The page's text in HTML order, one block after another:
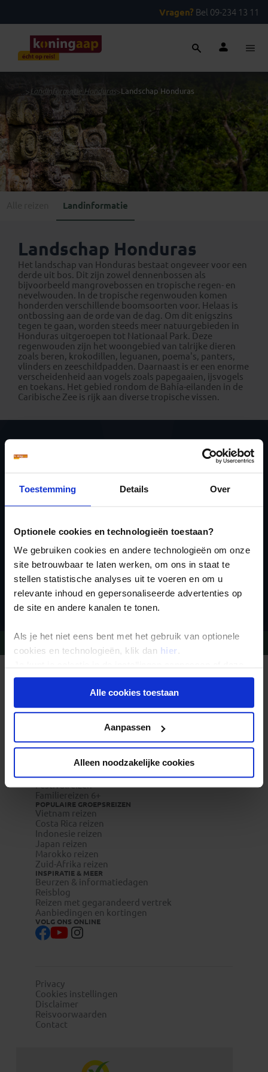
Toestemming Details Over
Optionele cookies en technologieën toestaan?
We gebruiken cookies en andere technologieën om onze
site betrouwbaar te laten werken, om ons in staat te
stellen statistische analyses uit te voeren en om u
relevante inhoud en gepersonaliseerde advertenties op
de site en andere kanalen te tonen.
Als je het niet eens bent met het gebruik van optionele
cookies en technologieën, klik dan hier .
onder aan de pagina op elk gewenst moment voor de
toekomst wijzigen.Alle cookies toestaan
Aanpassen
Alleen noodzakelijke cookies
Vragen? Bel 09-234 13 11
> Landinformatie Honduras>Landschap Honduras
Landinformatie
Landschap Honduras
Het landschap van Honduras bestaat ongeveer voor een
derde uit bos. Dit zijn zowel dennenbossen als
bijvoorbeeld mangrovebossen en tropische regen- en
nevelwouden. In de tropische regenwouden komen
honderden verschillende boomsoorten voor. Helaas is
ontbossing aan de orde van de dag. Om dit enigszins
tegen te gaan, worden steeds meer natuurgebieden in
Honduras uitgeroepen tot Nationaal Park. Deze
regenwouden zijn het woongebied van talrijke dieren
zoals beren, krokodillen, leguanen, poema's, panters,
vlinders en zeeschildpadden. Daarnaast is er een enorme
verscheidenheid aan vogels zoals papegaaien, ijsvogels
en toekans. Het gebied rondom de Bahía-eilanden in de
Caribische Zee is rijk aan diverse tropische vissen.
Ja, ik meld me aan
voor de wekelijkse
nieuwsbrief
Inschrijven
Vragen?Bel 09-234 13 11
REIZEN MET KONING AAP
Bestemmingen
Duurzaam toerisme
Vacatures
Veelgestelde vragen
Reisverzekeringen
Groepsreizen
Pioniersreizen
Festivalreizen
Familiereizen 6+
POPULAIRE GROEPSREIZEN
Vietnam reizen
Costa Rica reizen
Indonesie reizen
Japan reizen
Marokko reizen
Zuid-Afrika reizen
INSPIRATIE & MEER
Beurzen & informatiedagen
Reisblog
Reizen met gegarandeerd vertrek
Aanbiedingen en kortingen
VOLG ONS ONLINE
Privacy
Cookies instellingen
Disclaimer
Reisvoorwaarden
Contact